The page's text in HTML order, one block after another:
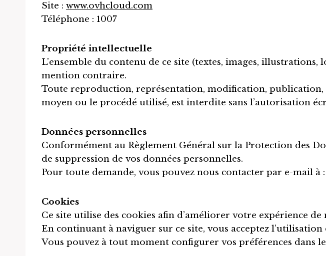
Site : www.ovhcloud.com
Téléphone : 1007
Propriété intellectuelle
L’ensemble du contenu de ce site (textes, images,
mention contraire.
Toute reproduction, représentation, modification,
moyen ou le procédé utilisé, est interdite sans l’autorisation
Données personnelles
Conformément au Règlement Général sur la Protection des
de suppression de vos données personnelles.
Pour toute demande, vous pouvez nous contacter par e-mail à :
Cookies
Ce site utilise des cookies afin d’améliorer votre expérience de
En continuant à naviguer sur ce site, vous acceptez l’utilisation
Vous pouvez à tout moment configurer vos préférences dans